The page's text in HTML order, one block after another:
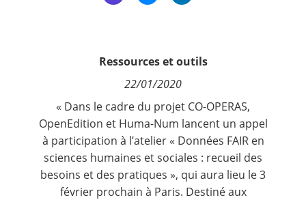
Nous suivre
Ressources et outils
22/01/2020
« Dans le cadre du projet CO-OPERAS,
OpenEdition et Huma-Num lancent un appel
à participation à l’atelier « Données FAIR en
sciences humaines et sociales : recueil des
besoins et des pratiques », qui aura lieu le 3
février prochain à Paris. Destiné aux